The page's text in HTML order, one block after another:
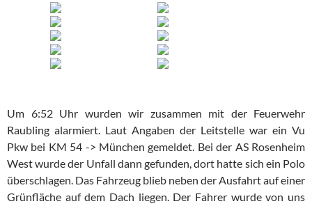
Um 6:52 Uhr wurden wir zusammen mit der Feuerwehr
Raubling alarmiert. Laut Angaben der Leitstelle war ein Vu
Pkw bei KM 54 -> München gemeldet. Bei der AS Rosenheim
West wurde der Unfall dann gefunden, dort hatte sich ein Polo
überschlagen. Das Fahrzeug blieb neben der Ausfahrt auf einer
Grünfläche auf dem Dach liegen. Der Fahrer wurde von uns